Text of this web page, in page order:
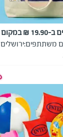
50 ₪
משתתפים:ירושלים